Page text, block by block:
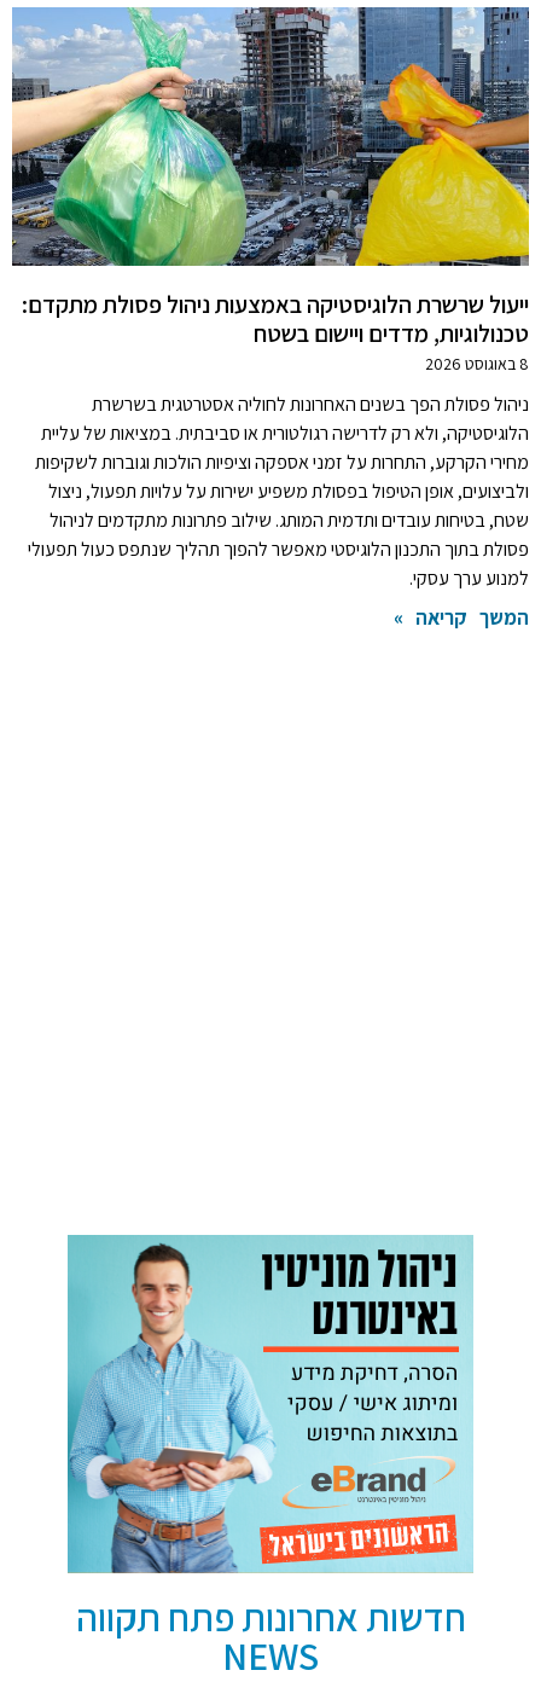
ייעול שרשרת הלוגיסטיקה באמצעות ניהול פסולת מתקדם:
טכנולוגיות, מדדים ויישום בשטח
8 באוגוסט 2026
ניהול פסולת הפך בשנים האחרונות לחוליה אסטרטגית בשרשרת
הלוגיסטיקה, ולא רק לדרישה רגולטורית או סביבתית. במציאות של עליית
מחירי הקרקע, התחרות על זמני אספקה וציפיות הולכות וגוברות לשקיפות
ולביצועים, אופן הטיפול בפסולת משפיע ישירות על עלויות תפעול, ניצול
שטח, בטיחות עובדים ותדמית המותג. שילוב פתרונות מתקדמים לניהול
פסולת בתוך התכנון הלוגיסטי מאפשר להפוך תהליך שנתפס כעול תפעולי
למנוע ערך עסקי.
המשך קריאה »
חדשות אחרונות פתח תקווה
NEWS